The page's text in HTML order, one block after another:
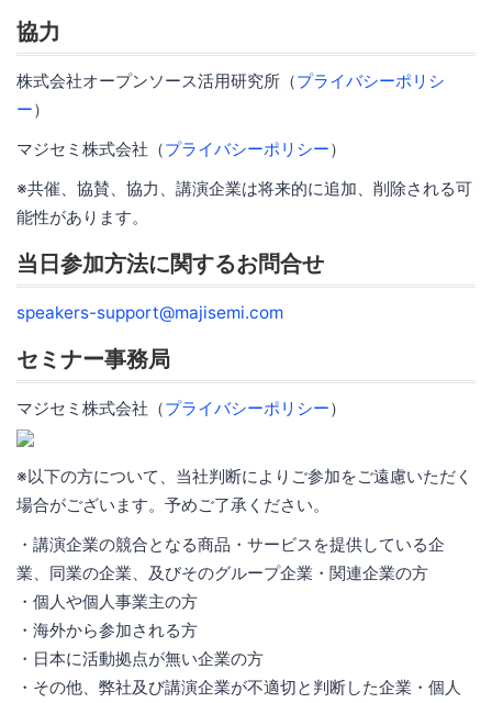
協力
株式会社オープンソース活用研究所（プライバシーポリシ
ー）
マジセミ株式会社（プライバシーポリシー）
※共催、協賛、協力、講演企業は将来的に追加、削除される可
能性があります。
当日参加方法に関するお問合せ
speakers-support@majisemi.com
セミナー事務局
マジセミ株式会社（プライバシーポリシー）
※以下の方について、当社判断によりご参加をご遠慮いただく
場合がございます。予めご了承ください。
・講演企業の競合となる商品・サービスを提供している企
業、同業の企業、及びそのグループ企業・関連企業の方
・個人や個人事業主の方
・海外から参加される方
・日本に活動拠点が無い企業の方
・その他、弊社及び講演企業が不適切と判断した企業・個人